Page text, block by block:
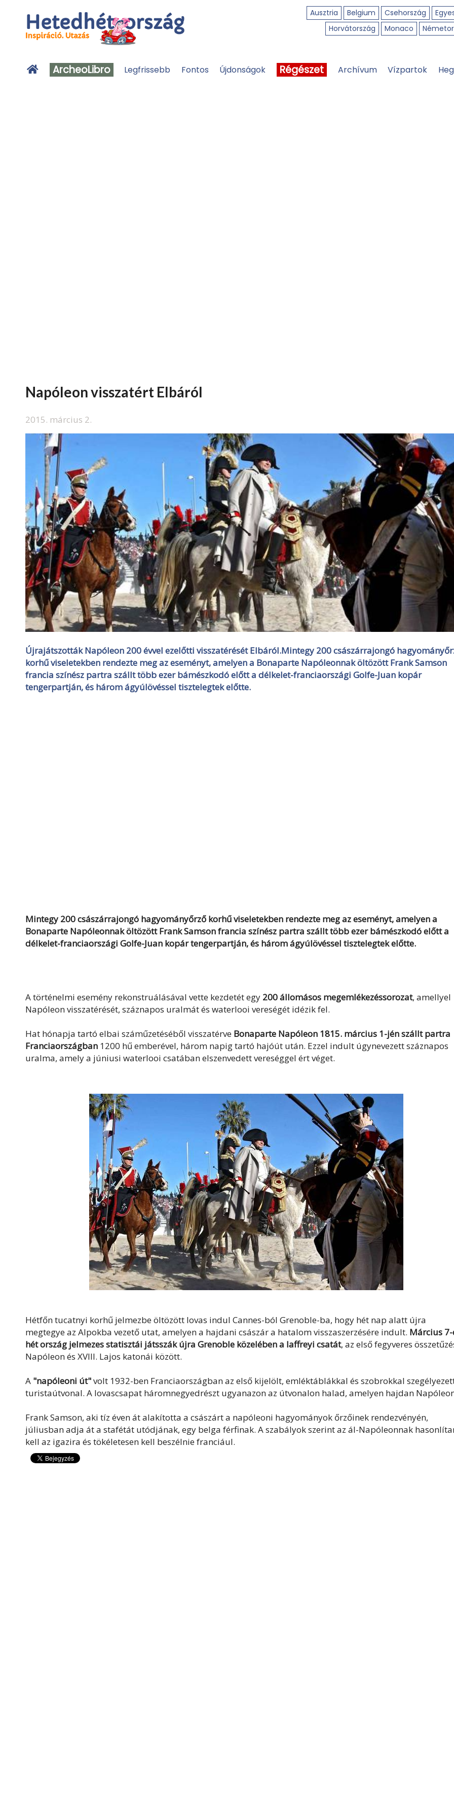
Ausztria Belgium Csehország
Horvátország
Monaco
ArcheoLibro Legfrissebb Fontos Újdonságok Régészet Archívum Vízpartok
Napóleon visszatért Elbáról
2015. március 2.
Újrajátszották Napóleon 200 évvel ezelőtti visszatérését Elbáról.Mintegy 200 császárrajongó
korhű viseletekben rendezte meg az eseményt, amelyen a Bonaparte Napóleonnak öltözött Frank Samson
francia színész partra szállt több ezer bámészkodó előtt a délkelet-franciaországi Golfe-Juan kopár
tengerpartján, és három ágyúlövéssel tisztelegtek előtte.
Mintegy 200 császárrajongó hagyományőrző korhű viseletekben rendezte meg az eseményt, amelyen a
Bonaparte Napóleonnak öltözött Frank Samson francia színész partra szállt több ezer bámészkodó előtt a
délkelet-franciaországi Golfe-Juan kopár tengerpartján, és három ágyúlövéssel tisztelegtek előtte.
A történelmi esemény rekonstruálásával vette kezdetét egy 200 állomásos megemlékezéssorozat, amellyel
Napóleon visszatérését, száznapos uralmát és waterlooi vereségét idézik fel.
Hat hónapja tartó elbai száműzetéséből visszatérve Bonaparte Napóleon 1815. március 1-jén szállt partra
Franciaországban 1200 hű emberével, három napig tartó hajóút után. Ezzel indult úgynevezett száznapos
uralma, amely a júniusi waterlooi csatában elszenvedett vereséggel ért véget.
Hétfőn tucatnyi korhű jelmezbe öltözött lovas indul Cannes-ból Grenoble-ba, hogy hét nap alatt újra
megtegye az Alpokba vezető utat, amelyen a hajdani császár a hatalom visszaszerzésére indult. Március
hét ország jelmezes statisztái játsszák újra Grenoble közelében a laffreyi csatát, az első fegyveres
Napóleon és XVIII. Lajos katonái között.
A "napóleoni út"volt 1932-ben Franciaországban az első kijelölt, emléktáblákkal és szobrokkal
turistaútvonal. A lovascsapat háromnegyedrészt ugyanazon az útvonalon halad, amelyen hajdan
Frank Samson, aki tíz éven át alakította a császárt a napóleoni hagyományok őrzőinek rendezvényén,
júliusban adja át a stafétát utódjának, egy belga férfinak. A szabályok szerint az ál-Napóleonnak
kell az igazira és tökéletesen kell beszélnie franciául.